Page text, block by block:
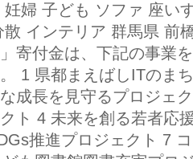
妊婦 子ども ソファ 座い
散 インテリア 群馬県 前
寄付金は、下記の事業
1 県都まえばしITのま
成長を見守るプロジェ
ト 4 未来を創る若者応
推進プロジェクト 7